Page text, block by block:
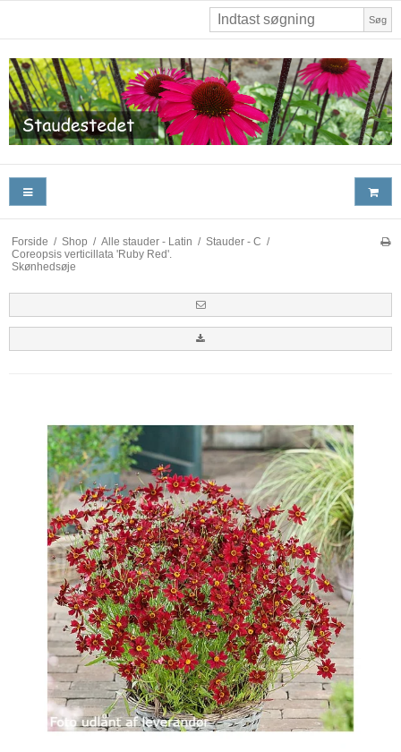
Søg
Forside / Shop / Alle stauder - Latin / Stauder - C /
Coreopsis verticillata 'Ruby Red'.
Skønhedsøje